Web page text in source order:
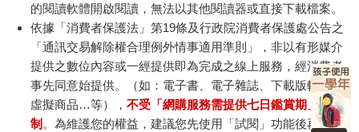
的閱讀軟體開啟閱讀，無法以其他閱讀器或直接下載檔案。
依據「消費者保護法」第19條及行政院消費者保護處公告之
「通訊交易解除權合理例外情事適用準則」，非以有形媒介
提供之數位內容或一經提供即為完成之線上服務，經消費者
事先同意始提供。（如：電子書、電子雜誌、下載版軟體、
虛擬商品…等），不受「網購服務需提供七日鑑賞期」的限
制 。為維護您的權益，建議您先使用「試閱」功能後再付款